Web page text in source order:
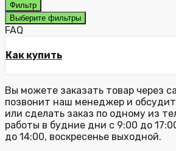
Фильтр
Выберите фильтры
FAQ
Как купить
Вы можете заказать товар через
позвонит наш менеджер и
или сделать заказ по одному из
работы в будние дни с 9:00 до
до 14:00, воскресенье выходной.